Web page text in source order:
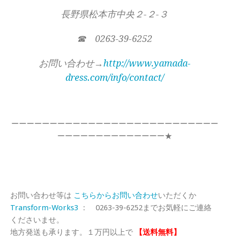
長野県松本市中央２-２-３
☎ 0263-39-6252
お問い合わせ→http://www.yamada-
dress.com/info/contact/
ーーーーーーーーーーーーーーーーーーーーーーーーーーー
ーーーーーーーーーーーーーー★
お問い合わせ等は こちらからお問い合わせいただくか
Transform-Works3 ： 0263-39-6252までお気軽にご連絡
くださいませ。
地方発送も承ります。１万円以上で
【送料無料】